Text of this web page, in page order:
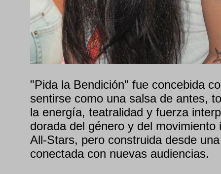
"Pida la Bendición" fue concebida
sentirse como una salsa de antes,
la energía, teatralidad y fuerza
dorada del género y del movimiento
All-Stars, pero construida desde
conectada con nuevas audiencias.